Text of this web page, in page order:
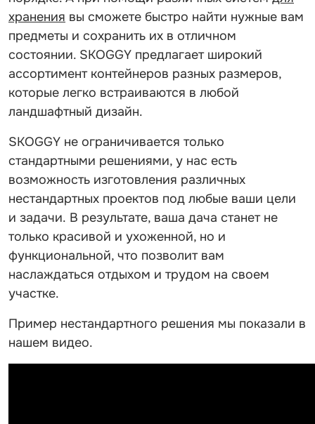
хранения вы сможете быстро найти нужные вам
предметы и сохранить их в отличном
состоянии. SKOGGY предлагает широкий
ассортимент контейнеров разных размеров,
которые легко встраиваются в любой
ландшафтный дизайн.
SKOGGY не ограничивается только
стандартными решениями, у нас есть
возможность изготовления различных
нестандартных проектов под любые ваши цели
и задачи. В результате, ваша дача станет не
только красивой и ухоженной, но и
функциональной, что позволит вам
наслаждаться отдыхом и трудом на своем
участке.
Пример нестандартного решения мы показали в
нашем видео.